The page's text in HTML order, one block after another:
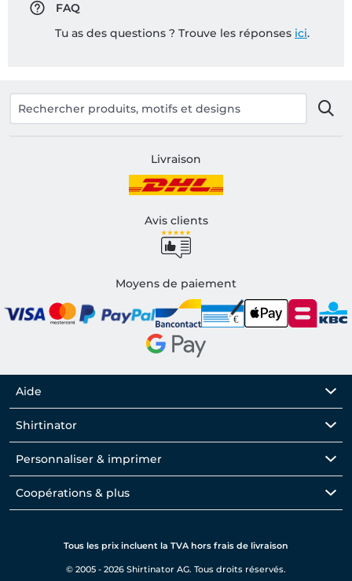
FAQ
Tu as des questions ? Trouve les réponses ici.
Livraison
Avis clients
Moyens de paiement
Aide
Shirtinator
Personnaliser & imprimer
Coopérations & plus
Tous les prix incluent la TVA hors frais de livraison
© 2005 - 2026 Shirtinator AG. Tous droits réservés.